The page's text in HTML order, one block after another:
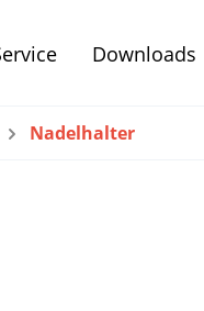
Downloads
Nadelhalter